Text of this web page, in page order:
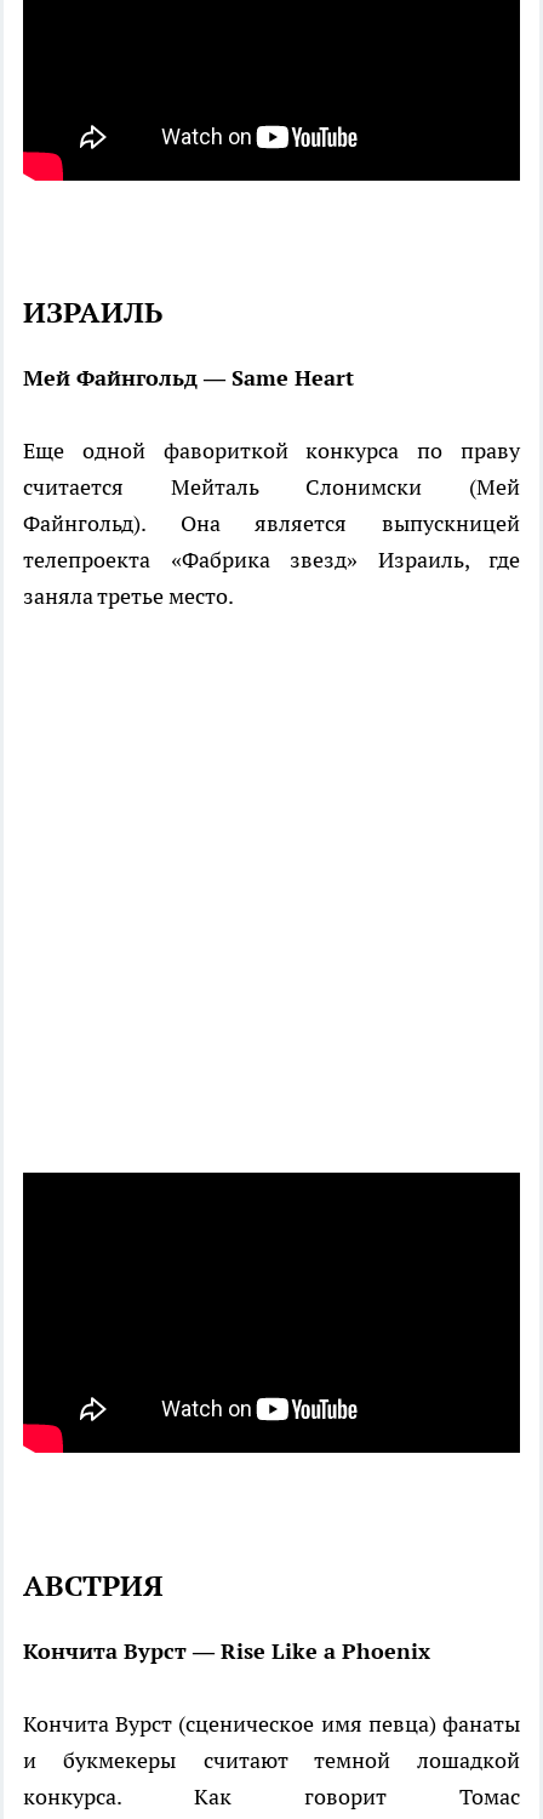
ИЗРАИЛЬ
Мей Файнгольд — Same Heart
Еще одной фавориткой конкурса по праву
считается Мейталь Слонимски (Мей
Файнгольд). Она является выпускницей
телепроекта «Фабрика звезд» Израиль, где
заняла третье место.
АВСТРИЯ
Кончита Вурст — Rise Like a Phoenix
Кончита Вурст (сценическое имя певца) фанаты
и букмекеры считают темной лошадкой
конкурса. Как говорит Томас